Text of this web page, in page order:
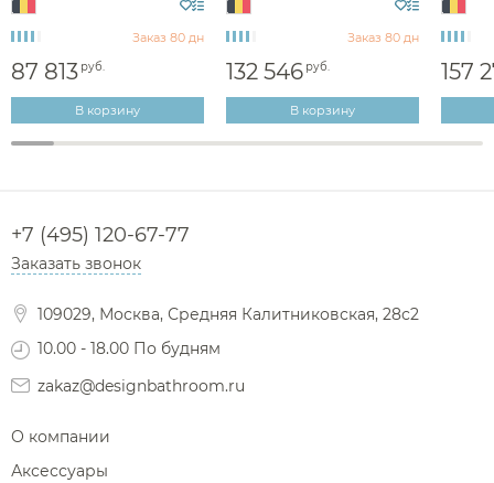
Заказ 80 дн
87 813 руб.
В корзину
Заказ 80 дн
132 546 руб.
В корзину
157
+7 (495) 120-67-77
Заказать звонок
109029, Москва, Средняя Калитниковская, 28с2
10.00 - 18.00 По будням
zakaz@designbathroom.ru
О компании
Аксессуары